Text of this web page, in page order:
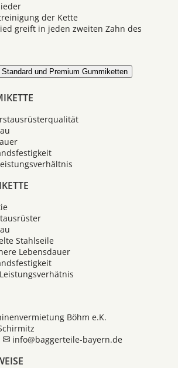
der Kette
greift in jeden zweiten Zahn des
und Premium Gummiketten
Stahlseile
Lebensdauer
Böhm e.K.
info@baggerteile-bayern.de